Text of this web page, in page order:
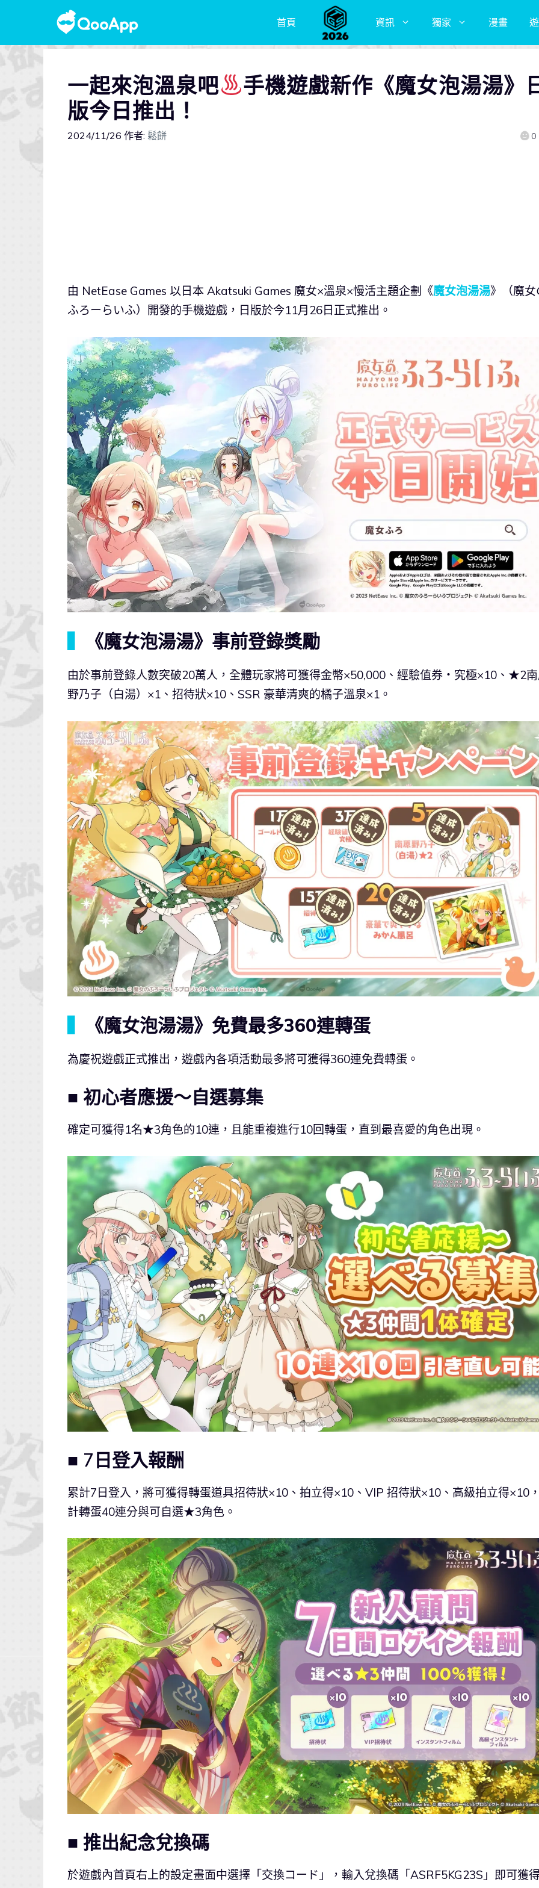
首頁 資訊 獨家 漫畫
一起來泡溫泉吧
手機遊戲新作《魔女泡湯湯》
版今日推出！
2024/11/26 作者: 鬆餅 0
由 NetEase Games 以日本 Akatsuki Games 魔女×溫泉×慢活主題企劃《魔女泡湯湯》（魔女
ふろーらいふ）開發的手機遊戲，日版於今11月26日正式推出。
《魔女泡湯湯》事前登錄獎勵
由於事前登錄人數突破20萬人，全體玩家將可獲得金幣×50,000、經驗值券・究極×10、★2
野乃子（白湯）×1、招待狀×10、SSR 豪華清爽的橘子溫泉×1。
《魔女泡湯湯》免費最多360連轉蛋
為慶祝遊戲正式推出，遊戲內各項活動最多將可獲得360連免費轉蛋。
■ 初心者應援～自選募集
確定可獲得1名★3角色的10連，且能重複進行10回轉蛋，直到最喜愛的角色出現。
■ 7日登入報酬
累計7日登入，將可獲得轉蛋道具招待狀×10、拍立得×10、VIP 招待狀×10、高級拍立得×10
計轉蛋40連分與可自選★3角色。
■ 推出紀念兌換碼
於遊戲內首頁右上的設定畫面中選擇「交換コード」，輸入兌換碼「ASRF5KG23S」即可獲